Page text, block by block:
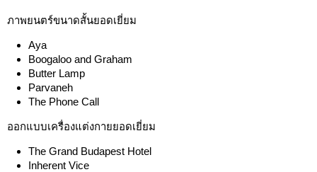
ภาพยนตร์ขนาดสั้นยอดเยี่ยม
Aya
Boogaloo and Graham
Butter Lamp
Parvaneh
The Phone Call
ออกแบบเครื่องแต่งกายยอดเยี่ยม
The Grand Budapest Hotel
Inherent Vice